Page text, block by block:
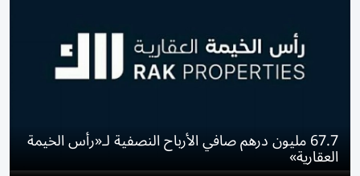
67.7 مليون درهم صافي الأرباح النصفية لـ«رأس الخيمة
العقارية»